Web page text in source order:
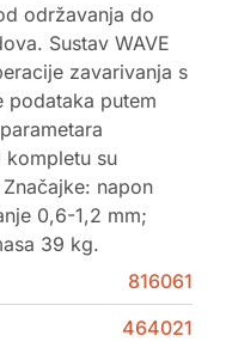
održavanja do
Sustav WAVE
zavarivanja s
podataka putem
kompletu su
napon
0,6-1,2 mm;
39 kg.
816061
464021